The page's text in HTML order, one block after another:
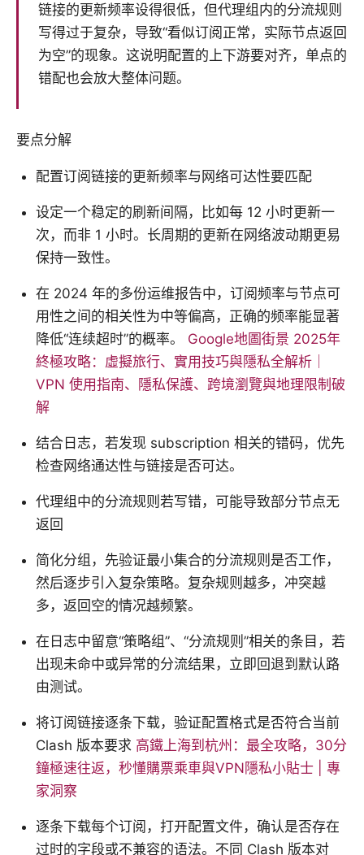
链接的更新频率设得很低，但代理组内的分流规则
写得过于复杂，导致“看似订阅正常，实际节点返回
为空”的现象。这说明配置的上下游要对齐，单点的
错配也会放大整体问题。
要点分解
配置订阅链接的更新频率与网络可达性要匹配
设定一个稳定的刷新间隔，比如每 12 小时更新一
次，而非 1 小时。长周期的更新在网络波动期更易
保持一致性。
在 2024 年的多份运维报告中，订阅频率与节点可
用性之间的相关性为中等偏高，正确的频率能显著
降低“连续超时”的概率。 Google地圖街景 2025年
終極攻略：虛擬旅行、實用技巧與隱私全解析｜
VPN 使用指南、隱私保護、跨境瀏覽與地理限制破
解
结合日志，若发现 subscription 相关的错码，优先
检查网络通达性与链接是否可达。
代理组中的分流规则若写错，可能导致部分节点无
返回
简化分组，先验证最小集合的分流规则是否工作，
然后逐步引入复杂策略。复杂规则越多，冲突越
多，返回空的情况越频繁。
在日志中留意“策略组”、“分流规则”相关的条目，若
出现未命中或异常的分流结果，立即回退到默认路
由测试。
将订阅链接逐条下载，验证配置格式是否符合当前
Clash 版本要求 高鐵上海到杭州：最全攻略，30分
鐘極速往返，秒懂購票乘車與VPN隱私小貼士 | 專
家洞察
逐条下载每个订阅，打开配置文件，确认是否存在
过时的字段或不兼容的语法。不同 Clash 版本对